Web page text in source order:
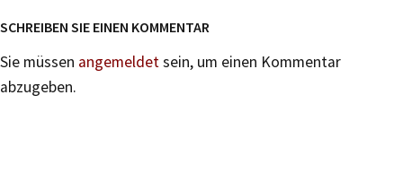
SCHREIBEN SIE EINEN KOMMENTAR
Sie müssen angemeldetsein, um einen Kommentar
abzugeben.